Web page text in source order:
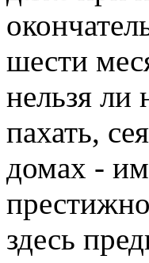
шести
нельзя ли
пахать,
домах -
здесь